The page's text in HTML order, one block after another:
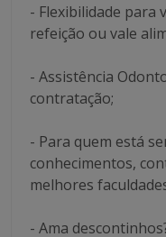
- Flexibilidade para
refeição ou vale
- Assistência
contratação;
- Para quem está
conhecimentos,
melhores
- Ama